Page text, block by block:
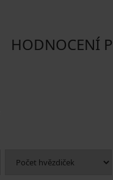
HODNOCENÍ